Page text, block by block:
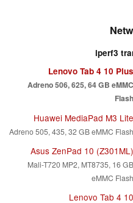
iperf3
Lenovo Tab 4 10 Plus
Adreno 506, 625, 64 GB eMMC
Flash
Huawei MediaPad M3 Lite
Adreno 505, 435, 32 GB eMMC Flash
Asus ZenPad 10 (Z301ML)
Mali-T720 MP2, MT8735, 16 GB
eMMC Flash
Lenovo Tab 4 10